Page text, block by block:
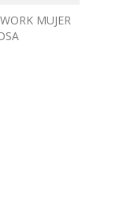
MUJER